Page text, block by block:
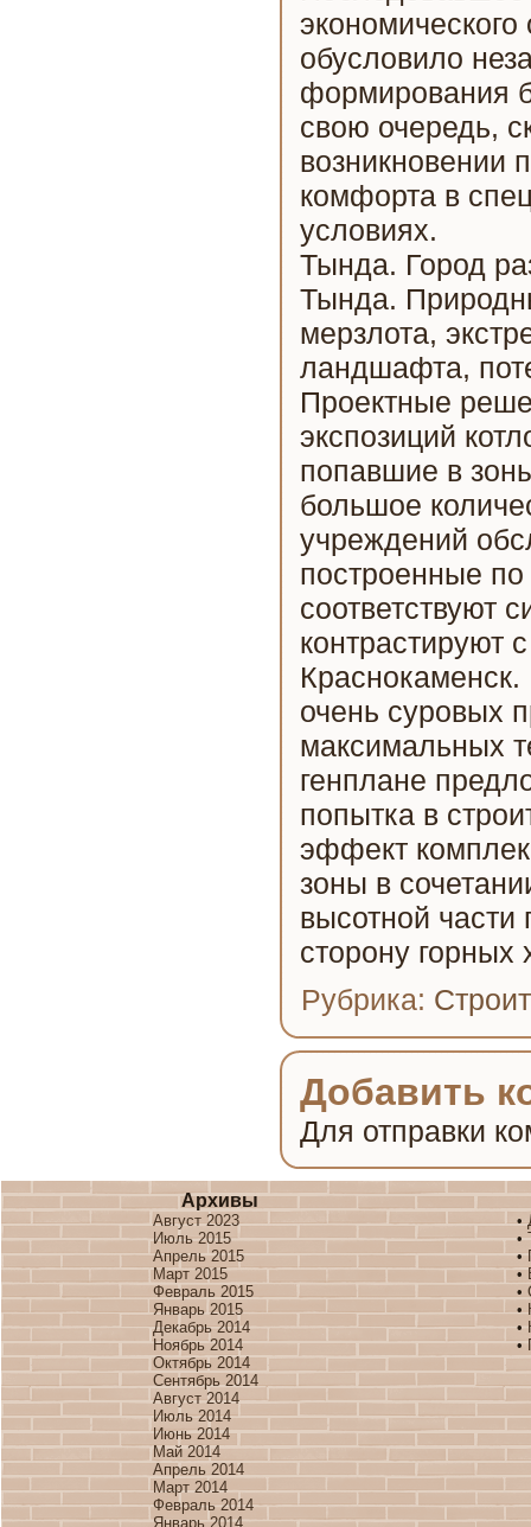
обусловило
формирования
свою очередь,
возникновении
комфорта в
условиях.
Тында. Город
Тында.
мерзлота,
ландшафта,
Проектные
экспозиций
попавшие в
большое
учреждений
построенные
соответствуют
контрастируют
Краснокаменск.
очень суровых
максимальных
генплане
попытка в
эффект
зоны в
высотной части
сторону горных
Рубрика:
Добавить
Для отправки
Архивы
Август 2023
Июль 2015
Апрель 2015
Март 2015
Февраль 2015
Январь 2015
Декабрь 2014
Ноябрь 2014
Октябрь 2014
Сентябрь 2014
Август 2014
Июль 2014
Июнь 2014
Май 2014
Апрель 2014
Март 2014
Февраль 2014
Январь 2014
•
•
•
•
•
•
•
•